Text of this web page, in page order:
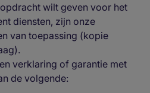
wilt geven voor het
diensten, zijn onze
van toepassing (kopie
verklaring of garantie met
de volgende: